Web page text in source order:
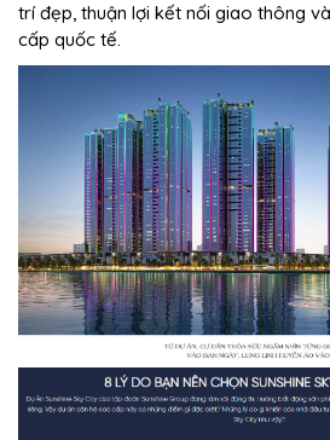
trí đẹp, thuận lợi kết nối giao thông
cấp quốc tế.